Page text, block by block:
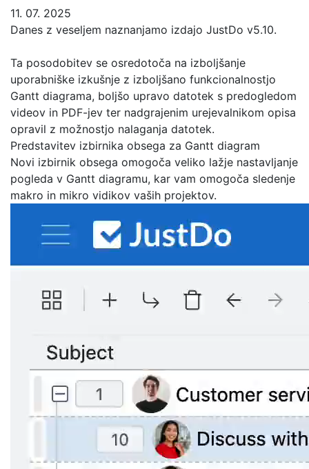
11. 07. 2025
Danes z veseljem naznanjamo izdajo JustDo v5.10.
Ta posodobitev se osredotoča na izboljšanje
uporabniške izkušnje z izboljšano funkcionalnostjo
Gantt diagrama, boljšo upravo datotek s predogledom
videov in PDF-jev ter nadgrajenim urejevalnikom opisa
opravil z možnostjo nalaganja datotek.
Predstavitev izbirnika obsega za Gantt diagram
Novi izbirnik obsega omogoča veliko lažje nastavljanje
pogleda v Gantt diagramu, kar vam omogoča sledenje
makro in mikro vidikov vaših projektov.